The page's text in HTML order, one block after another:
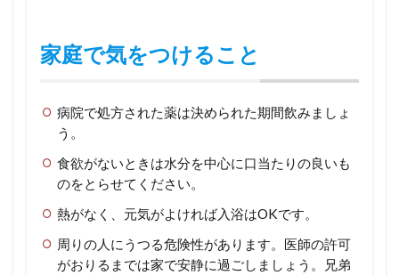
家庭で気をつけること
病院で処方された薬は決められた期間飲みましょ
う。
食欲がないときは水分を中心に口当たりの良いも
のをとらせてください。
熱がなく、元気がよければ入浴はOKです。
周りの人にうつる危険性があります。医師の許可
がおりるまでは家で安静に過ごしましょう。兄弟